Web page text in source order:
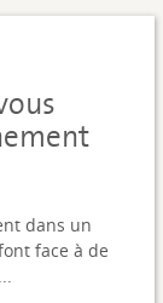
dans un
face à de